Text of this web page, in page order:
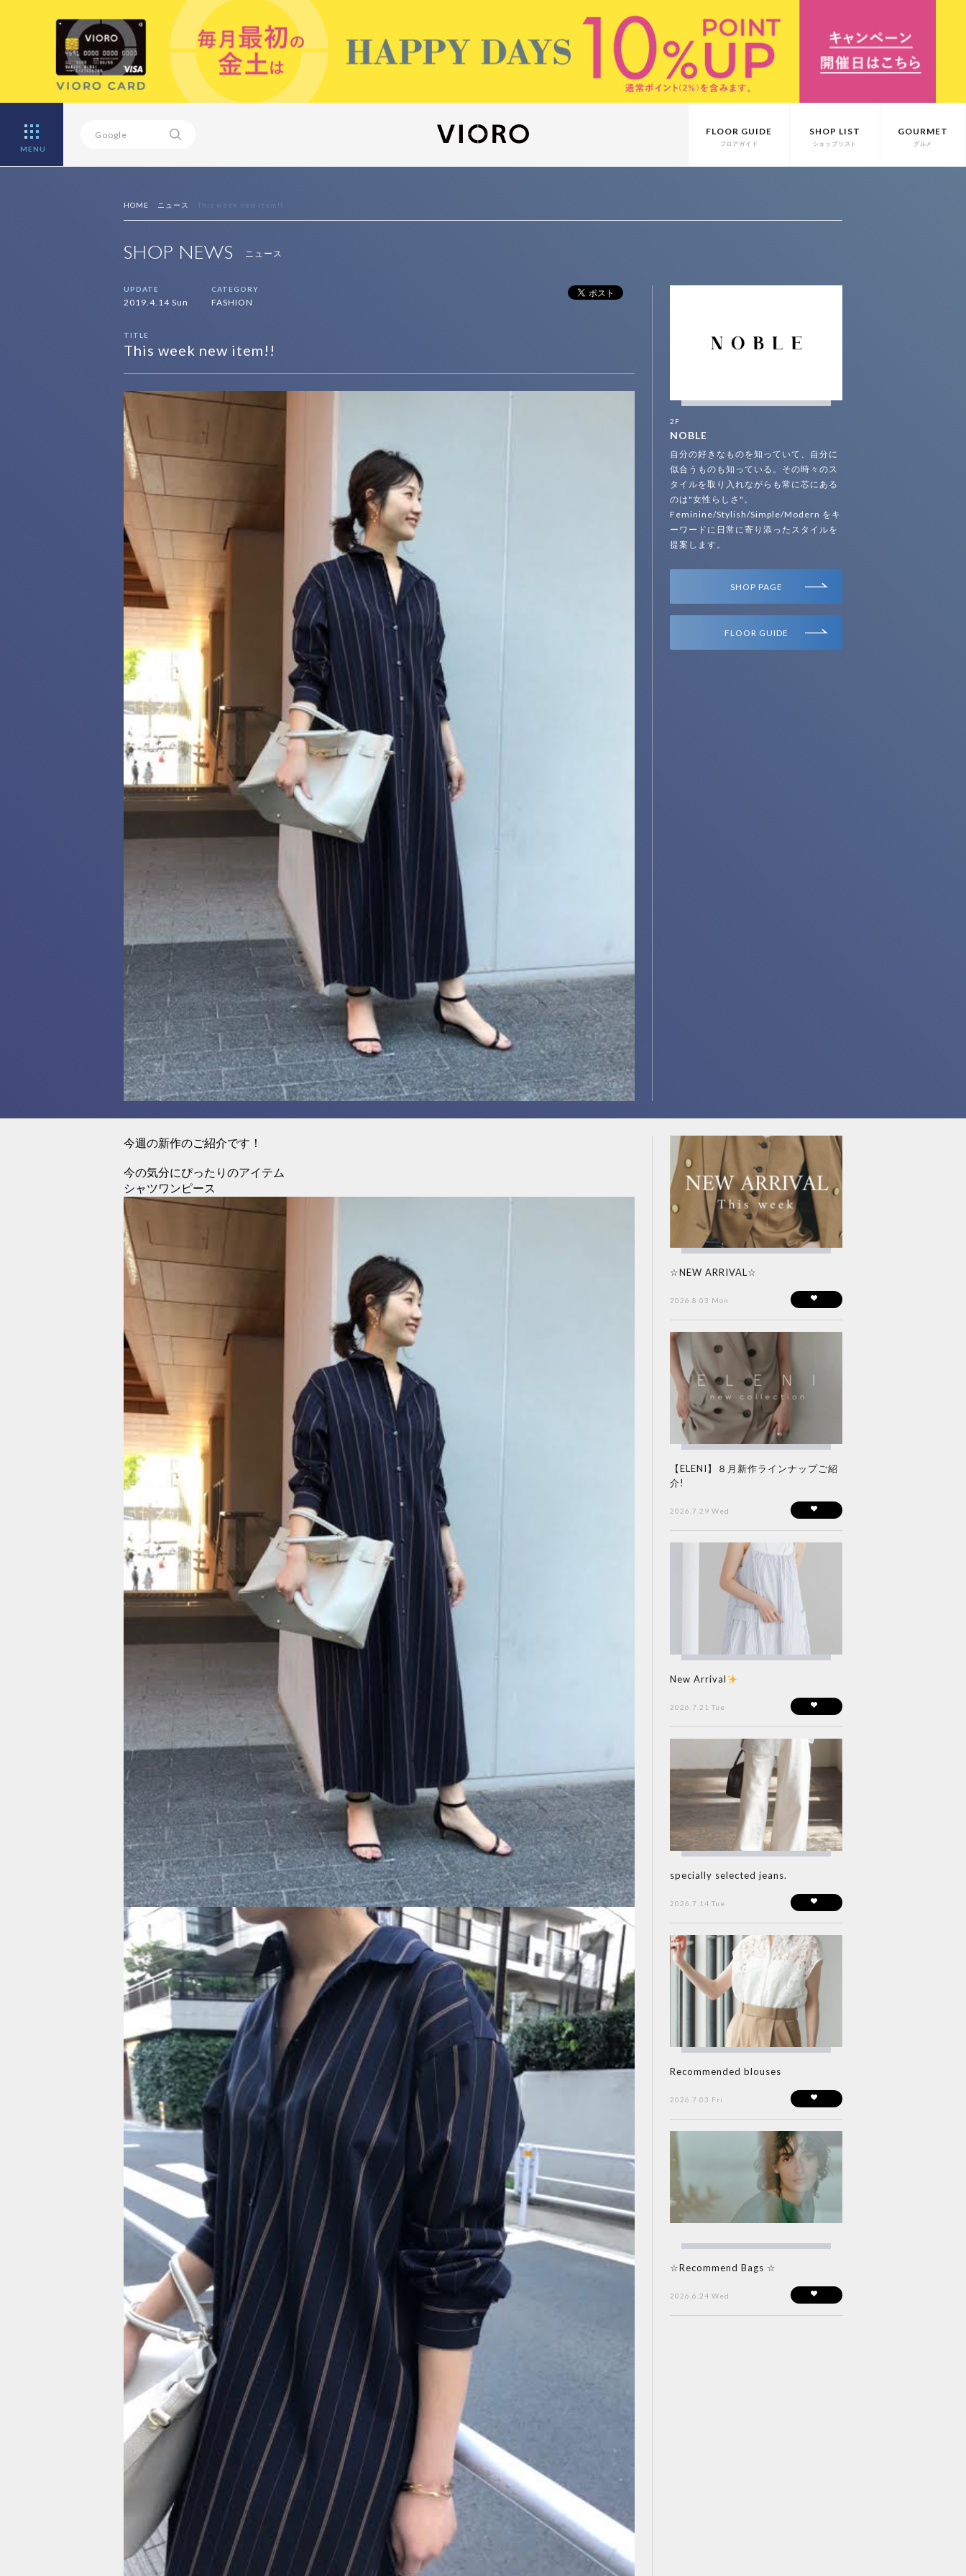
MENU
FLOOR GUIDE
フロアガイド
SHOP LIST
ショップリスト
GOURMET
グルメ
HOME ニュース This week new item!!
SHOP NEWS ニュース
UPDATE
2019.4.14 Sun
CATEGORY
FASHION
TITLE
This week new item!!
2F
NOBLE
自分の好きなものを知っていて、自分に
似合うものも知っている。その時々のス
タイルを取り入れながらも常に芯にある
のは"女性らしさ"。
Feminine/Stylish/Simple/Modern をキ
ーワードに日常に寄り添ったスタイルを
提案します。
SHOP PAGE
FLOOR GUIDE
今週の新作のご紹介です！
今の気分にぴったりのアイテム
シャツワンピース
☆NEW ARRIVAL☆
2026.8.03 Mon
【ELENI】８月新作ラインナップご紹
介!
2026.7.29 Wed
New Arrival
2026.7.21 Tue
specially selected jeans.
2026.7.14 Tue
Recommended blouses
2026.7.03 Fri
☆Recommend Bags ☆
2026.6.24 Wed